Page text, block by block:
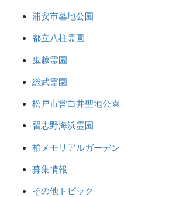
浦安市墓地公園
都立八柱霊園
鬼越霊園
総武霊園
松戸市営白井聖地公園
習志野海浜霊園
柏メモリアルガーデン
募集情報
その他トピック